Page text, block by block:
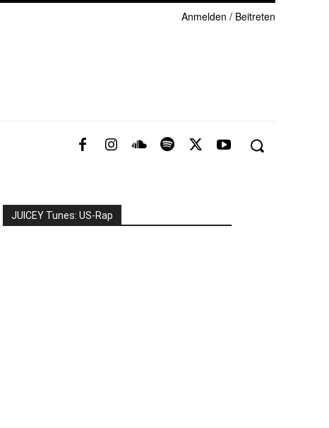
Anmelden / Beitreten
JUICEY Tunes: US-Rap